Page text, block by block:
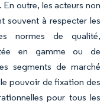
outre, les acteurs non
souvent à respecter les
normes de qualité,
en gamme ou de
segments de marché
pouvoir de fixation des
pour tous les